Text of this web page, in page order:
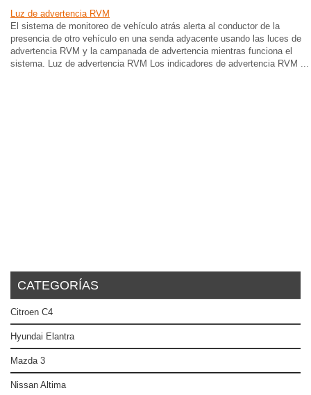
Luz de advertencia RVM
El sistema de monitoreo de vehículo atrás alerta al conductor de la
presencia de otro vehículo en una senda adyacente usando las luces de
advertencia RVM y la campanada de advertencia mientras funciona el
sistema. Luz de advertencia RVM Los indicadores de advertencia RVM ...
CATEGORÍAS
Citroen C4
Hyundai Elantra
Mazda 3
Nissan Altima